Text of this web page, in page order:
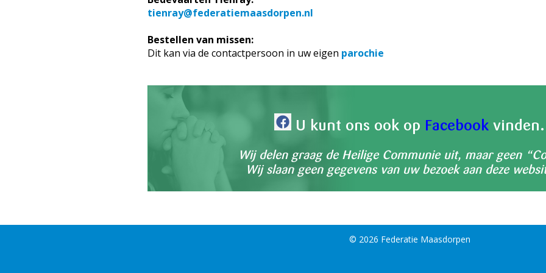
tienray@federatiemaasdorpen.nl
Bestellen van missen:
Dit kan via de contactpersoon in uw eigen parochie
U kunt ons ook op Facebook vinden.
Wij delen graag de Heilige Communie uit, maar geen
Wij slaan geen gegevens van uw bezoek aan deze
© 2026 Federatie Maasdorpen